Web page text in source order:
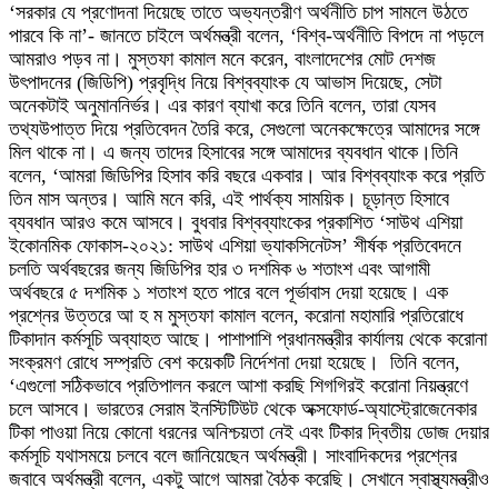
‘সরকার যে প্রণোদনা দিয়েছে তাতে অভ্যন্তরীণ অর্থনীতি চাপ সামলে উঠতে
পারবে কি না’- জানতে চাইলে অর্থমন্ত্রী বলেন, ‘বিশ্ব-অর্থনীতি বিপদে না পড়লে
আমরাও পড়ব না। মুস্তফা কামাল মনে করেন, বাংলাদেশের মোট দেশজ
উৎপাদনের (জিডিপি) প্রবৃদ্ধি নিয়ে বিশ্বব্যাংক যে আভাস দিয়েছে, সেটা
অনেকটাই অনুমাননির্ভর। এর কারণ ব্যাখা করে তিনি বলেন, তারা যেসব
তথ্যউপাত্ত দিয়ে প্রতিবেদন তৈরি করে, সেগুলো অনেকক্ষেত্রে আমাদের সঙ্গে
মিল থাকে না। এ জন্য তাদের হিসাবের সঙ্গে আমাদের ব্যবধান থাকে।তিনি
বলেন, ‘আমরা জিডিপির হিসাব করি বছরে একবার। আর বিশ্বব্যাংক করে প্রতি
তিন মাস অন্তর। আমি মনে করি, এই পার্থক্য সাময়িক। চূড়ান্ত হিসাবে
ব্যবধান আরও কমে আসবে। বুধবার বিশ্বব্যাংকের প্রকাশিত ‘সাউথ এশিয়া
ইকোনমিক ফোকাস-২০২১: সাউথ এশিয়া ভ্যাকসিনেটস’ শীর্ষক প্রতিবেদনে
চলতি অর্থবছরের জন্য জিডিপির হার ৩ দশমিক ৬ শতাংশ এবং আগামী
অর্থবছরে ৫ দশমিক ১ শতাংশ হতে পারে বলে পূর্ভাবাস দেয়া হয়েছে। এক
প্রশ্নের উত্তরে আ হ ম মুস্তফা কামাল বলেন, করোনা মহামারি প্রতিরোধে
টিকাদান কর্মসূচি অব্যাহত আছে। পাশাপাশি প্রধানমন্ত্রীর কার্যালয় থেকে করোনা
সংক্রমণ রোধে সম্প্রতি বেশ কয়েকটি নির্দেশনা দেয়া হয়েছে। তিনি বলেন,
‘এগুলো সঠিকভাবে প্রতিপালন করলে আশা করছি শিগগিরই করোনা নিয়ন্ত্রণে
চলে আসবে। ভারতের সেরাম ইনস্টিটিউট থেকে অক্সফোর্ড-অ্যাস্ট্রোজেনেকার
টিকা পাওয়া নিয়ে কোনো ধরনের অনিশ্চয়তা নেই এবং টিকার দ্বিতীয় ডোজ দেয়ার
কর্মসূচি যথাসময়ে চলবে বলে জানিয়েছেন অর্থমন্ত্রী। সাংবাদিকদের প্রশ্নের
জবাবে অর্থমন্ত্রী বলেন, একটু আগে আমরা বৈঠক করেছি। সেখানে স্বাস্থ্যমন্ত্রীও